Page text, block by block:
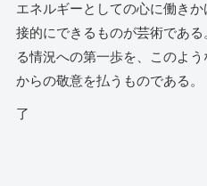
エネルギーとしての心に働き
接的にできるものが芸術であ
る情況への第一歩を、このよ
からの敬意を払うものである。
了